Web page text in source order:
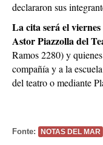
declararon sus
La cita será el
Astor Piazzolla del
Ramos 2280) y
compañía y a la
del teatro o mediante
Fonte: NOTAS DEL MAR